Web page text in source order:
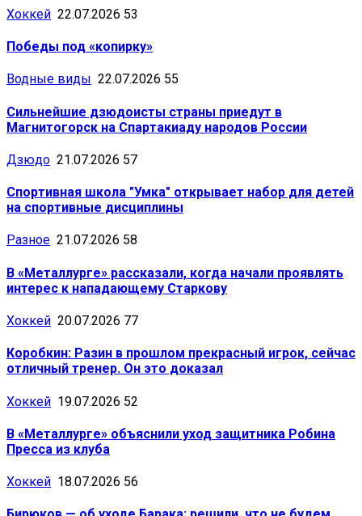
Хоккей 22.07.2026 53
Победы под «копирку»
Водные виды 22.07.2026 55
Сильнейшие дзюдоисты страны приедут в
Магнитогорск на Спартакиаду народов России
Дзюдо 21.07.2026 57
Спортивная школа "Умка" открывает набор для детей
на спортивные дисциплины
Разное 21.07.2026 58
В «Металлурге» рассказали, когда начали проявлять
интерес к нападающему Старкову
Хоккей 20.07.2026 77
Коробкин: Разин в прошлом прекрасный игрок, сейчас
отличный тренер. Он это доказал
Хоккей 19.07.2026 52
В «Металлурге» объяснили уход защитника Робина
Пресса из клуба
Хоккей 18.07.2026 56